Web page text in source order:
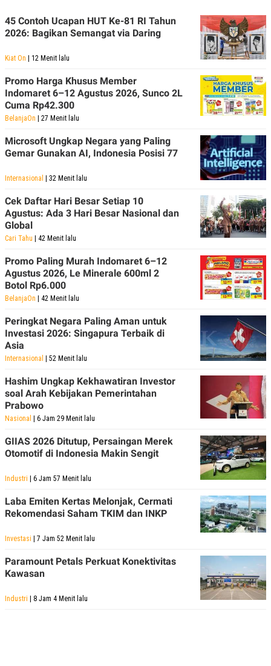
45 Contoh Ucapan HUT Ke-81 RI Tahun
2026: Bagikan Semangat via Daring
Kiat On | 12 Menit lalu
Promo Harga Khusus Member
Indomaret 6–12 Agustus 2026, Sunco 2L
Cuma Rp42.300
BelanjaOn | 27 Menit lalu
Microsoft Ungkap Negara yang Paling
Gemar Gunakan AI, Indonesia Posisi 77
Internasional | 32 Menit lalu
Cek Daftar Hari Besar Setiap 10
Agustus: Ada 3 Hari Besar Nasional dan
Global
Cari Tahu | 42 Menit lalu
Promo Paling Murah Indomaret 6–12
Agustus 2026, Le Minerale 600ml 2
Botol Rp6.000
BelanjaOn | 42 Menit lalu
Peringkat Negara Paling Aman untuk
Investasi 2026: Singapura Terbaik di
Asia
Internasional | 52 Menit lalu
Hashim Ungkap Kekhawatiran Investor
soal Arah Kebijakan Pemerintahan
Prabowo
Nasional | 6 Jam 29 Menit lalu
GIIAS 2026 Ditutup, Persaingan Merek
Otomotif di Indonesia Makin Sengit
Industri | 6 Jam 57 Menit lalu
Laba Emiten Kertas Melonjak, Cermati
Rekomendasi Saham TKIM dan INKP
Investasi | 7 Jam 52 Menit lalu
Paramount Petals Perkuat Konektivitas
Kawasan
Industri | 8 Jam 4 Menit lalu